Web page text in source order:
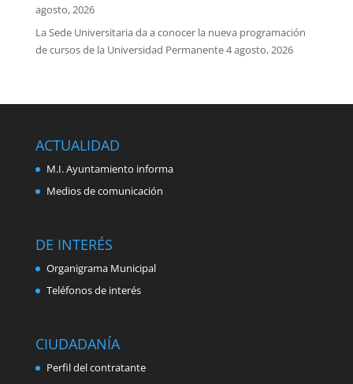
agosto, 2026
La Sede Universitaria da a conocer la nueva programación
de cursos de la Universidad Permanente4 agosto, 2026
ACTUALIDAD
M.I. Ayuntamiento informa
Medios de comunicación
DE INTERÉS
Organigrama Municipal
Teléfonos de interés
CIUDADANÍA
Perfil del contratante